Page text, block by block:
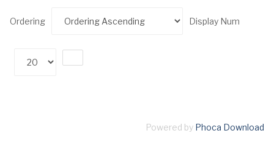
Ordering Display Num
Powered by Phoca Download